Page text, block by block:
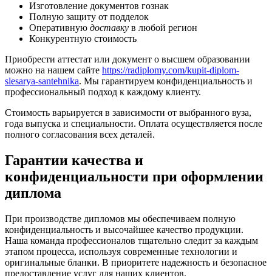
Изготовление документов гознак
Полную защиту от подделок
Оперативную доставку в любой регион
Конкурентную стоимость
Приобрести аттестат или документ о высшем образовании
можно на нашем сайте https://radiplomy.com/kupit-diplom-
slesarya-santehnika. Мы гарантируем конфиденциальность и
профессиональный подход к каждому клиенту.
Стоимость варьируется в зависимости от выбранного вуза,
года выпуска и специальности. Оплата осуществляется после
полного согласования всех деталей.
Гарантии качества и
конфиденциальности при оформлении
диплома
При производстве дипломов мы обеспечиваем полную
конфиденциальность и высочайшее качество продукции.
Наша команда профессионалов тщательно следит за каждым
этапом процесса, используя современные технологии и
оригинальные бланки. В приоритете надежность и безопасное
предоставление услуг для наших клиентов.